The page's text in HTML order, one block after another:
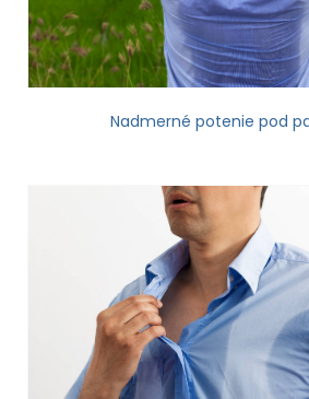
Nadmerné potenie pod